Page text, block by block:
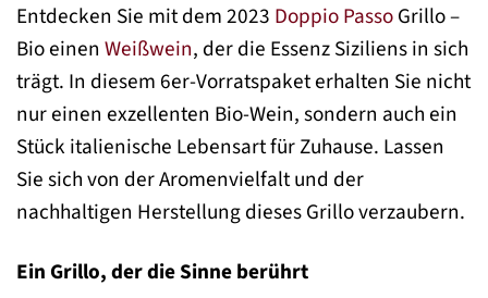
Entdecken Sie mit dem 2023 Doppio PassoGrillo –
Bio einen Weißwein, der die Essenz Siziliens in sich
trägt. In diesem 6er-Vorratspaket erhalten Sie nicht
nur einen exzellenten Bio-Wein, sondern auch ein
Stück italienische Lebensart für Zuhause. Lassen
Sie sich von der Aromenvielfalt und der
nachhaltigen Herstellung dieses Grillo verzaubern.
Ein Grillo, der die Sinne berührt